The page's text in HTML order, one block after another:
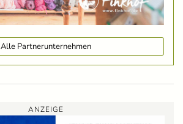
Alle Partnerunternehmen
ANZEIGE